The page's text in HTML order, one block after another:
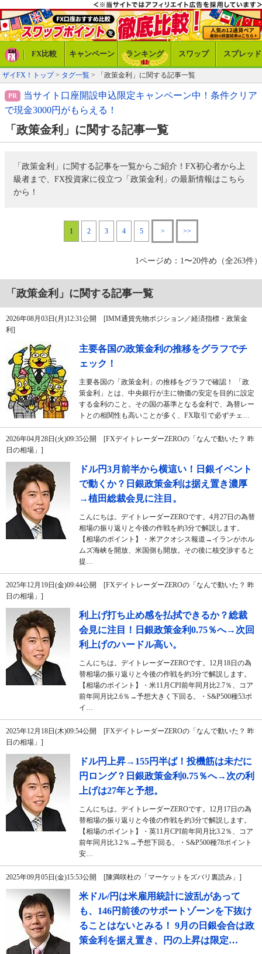
FX比較 キャンペーン ランキング スワップ スプレッド
ザイFX！トップ> タグ一覧 > 「政策金利」に関する記事一覧
当サイト口座開設申込限定キャンペーン中！条件クリア
で現金3000円がもらえる！
「政策金利」に関する記事一覧
「政策金利」に関する記事を一覧からご紹介！FX初心者から上
級者まで、FX投資家に役立つ「政策金利」の最新情報はこちら
から！
1 2 3 4 5 > >>
1ページめ：1〜20件め（全263件）
「政策金利」に関する記事一覧
2026年08月03日(月)12:31公開 [IMM通貨先物ポジション／経済指標・政策金
利]
主要各国の政策金利の推移をグラフでチ
ェック！
主要各国の「政策金利」の推移をグラフで確認！ 「政
策金利」とは、中央銀行が主に物価の安定を目的に設定
する金利のこと。その国の基準となる金利で、為替レー
トとの相関性も高いことが多く、FX取引で必ずチェ…
2026年04月28日(火)09:35公開 [FXデイトレーダーZEROの「なんで動いた？ 昨
日の相場」]
ドル円3月前半から横這い！日銀イベント
で動くか？日銀政策金利は据え置き濃厚
→植田総裁会見に注目。
こんにちは。デイトレーダーZEROです。4月27日の為替
相場の振り返りと今後の作戦を約3分で解説します。
【相場のポイント】・米アクオシス報道→イランがホル
ムズ海峡を開放、米国側も開放。その後に核交渉すると
提…
2025年12月19日(金)09:44公開 [FXデイトレーダーZEROの「なんで動いた？ 昨
日の相場」]
利上げ打ち止め感を払拭できるか？総裁
会見に注目！日銀政策金利0.75％へ→次回
利上げのハードル高い。
こんにちは。デイトレーダーZEROです。12月18日の為
替相場の振り返りと今後の作戦を約3分で解説します。
【相場のポイント】・米11月CPI前年同月比2.7％、コア
前年同月比2.6％→予想大きく下回る。・S&P500種53ポ
イ…
2025年12月18日(木)09:54公開 [FXデイトレーダーZEROの「なんで動いた？ 昨
日の相場」]
ドル円上昇→155円半ば！投機筋は未だに
円ロング？日銀政策金利0.75％へ→次の利
上げは27年と予想。
こんにちは。デイトレーダーZEROです。12月17日の為
替相場の振り返りと今後の作戦を約3分で解説します。
【相場のポイント】・英11月CPI前年同月比3.2％、コア
前年同月比3.2％→予想下回る。・S&P500種78ポイント
安…
2025年09月05日(金)15:53公開 [陳満咲杜の「マーケットをズバリ裏読み」]
米ドル/円は米雇用統計に波乱があって
も、146円前後のサポートゾーンを下抜け
ることはないとみる！ 9月の日銀会合は政
策金利を据え置き、円の上昇は限定…